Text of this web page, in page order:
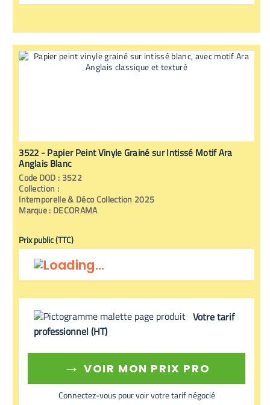
3522 - Papier Peint Vinyle Grainé sur Intissé Motif Ara
Anglais Blanc
Code DOD : 3522
Collection :
Intemporelle & Déco Collection 2025
Marque : DECORAMA
Prix public (TTC)
Votre tarif
professionnel (HT)
→ VOIR MON PRIX PRO
Connectez-vous pour voir votre tarif négocié